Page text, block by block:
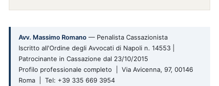
Avv. Massimo Romano — Penalista Cassazionista
Iscritto all'Ordine degli Avvocati di Napoli n. 14553 |
Patrocinante in Cassazione dal 23/10/2015
Profilo professionale completo | Via Avicenna, 97, 00146
Roma | Tel: +39 335 669 3954